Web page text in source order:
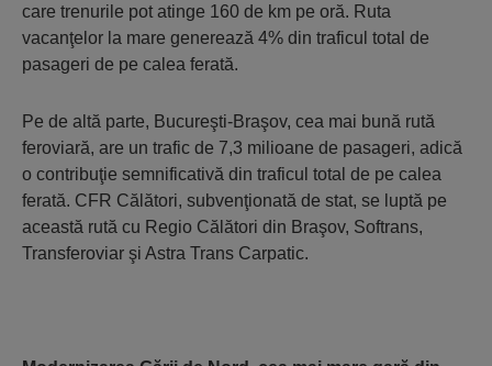
care trenurile pot atinge 160 de km pe oră. Ruta
vacanţelor la mare generează 4% din traficul total de
pasageri de pe calea ferată.
Pe de altă parte, Bucureşti-Braşov, cea mai bună rută
feroviară, are un trafic de 7,3 milioane de pasageri, adică
o contribuţie semnificativă din traficul total de pe calea
ferată. CFR Călători, subvenţionată de stat, se luptă pe
această rută cu Regio Călători din Braşov, Softrans,
Transferoviar şi Astra Trans Carpatic.